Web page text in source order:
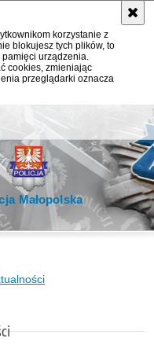
korzystanie z
blokujesz tych plików, to
urządzenia.
cookies, zmieniając
przeglądarki oznacza
Małopolska